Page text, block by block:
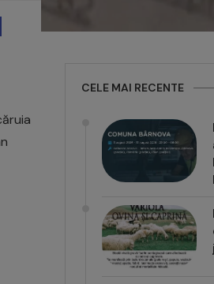
CELE MAI RECENTE